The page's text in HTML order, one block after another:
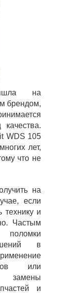
на
брендом,
качества.
WDS 105
лет,
что не
на
если
технику и
Частым
поломки
в
или
и